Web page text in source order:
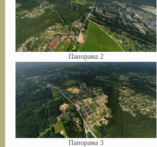
Панорама 2
Панорама 3